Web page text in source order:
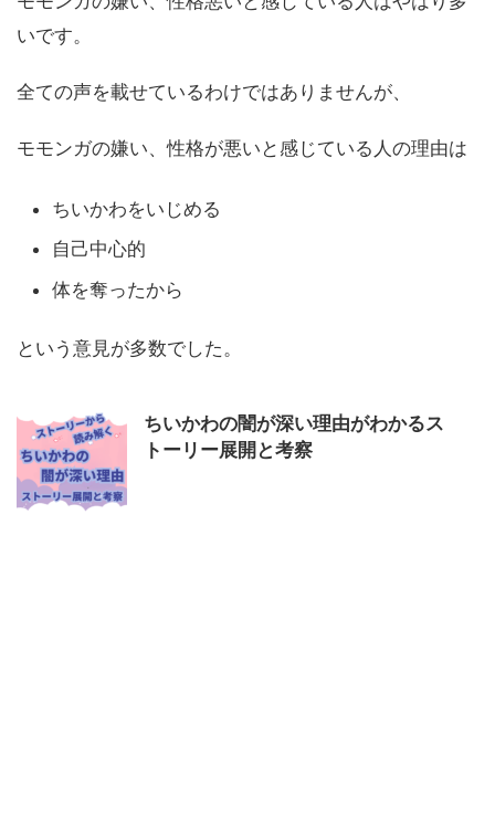
いです。
全ての声を載せているわけではありませんが、
モモンガの嫌い、性格が悪いと感じている人の理由は
ちいかわをいじめる
自己中心的
体を奪ったから
という意見が多数でした。
ちいかわの闇が深い理由がわかるス
トーリー展開と考察